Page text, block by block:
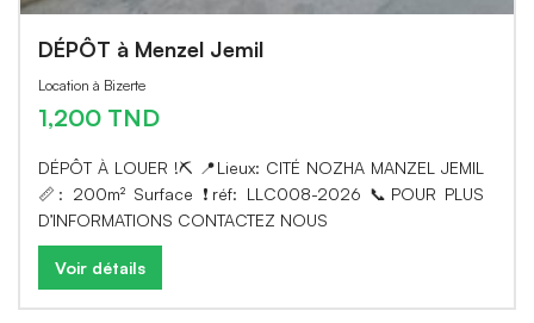
DÉPÔT à Menzel Jemil
Location à Bizerte
1,200 TND
DÉPÔT À LOUER !⛏️ 📍Lieux: CITÉ NOZHA MANZEL JEMIL
📏: 200m² Surface ❗️réf: LLC008-2026 📞POUR PLUS
D’INFORMATIONS CONTACTEZ NOUS
Voir détails